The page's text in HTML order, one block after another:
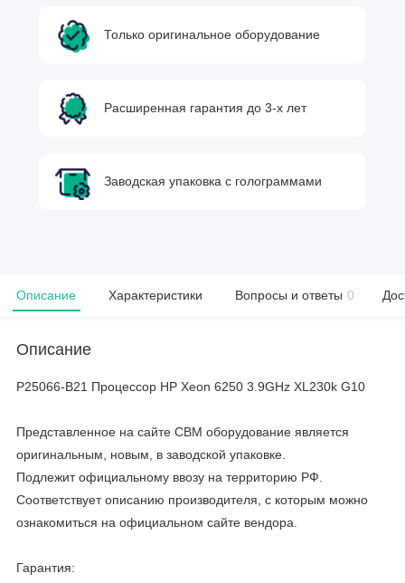
Только оригинальное оборудование
Расширенная гарантия до 3-х лет
Заводская упаковка с голограммами
Описание Характеристики Вопросы и ответы 0
Описание
P25066-B21 Процессор HP Xeon 6250 3.9GHz XL230k G10
Представленное на сайте CBM оборудование является
оригинальным, новым, в заводской упаковке.
Подлежит официальному ввозу на территорию РФ.
Соответствует описанию производителя, с которым можно
ознакомиться на официальном сайте вендора.
Гарантия: